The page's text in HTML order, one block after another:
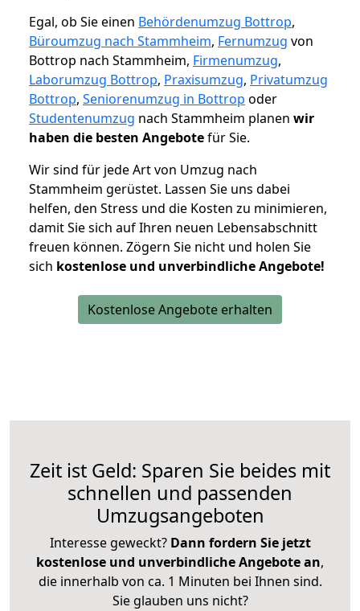
Egal, ob Sie einen Behördenumzug Bottrop,
Büroumzug nach Stammheim, Fernumzug von
Bottrop nach Stammheim, Firmenumzug,
Laborumzug Bottrop, Praxisumzug, Privatumzug
Bottrop, Seniorenumzug in Bottrop oder
Studentenumzug nach Stammheim planen wir
haben die besten Angebotefür Sie.
Wir sind für jede Art von Umzug nach
Stammheim gerüstet. Lassen Sie uns dabei
helfen, den Stress und die Kosten zu minimieren,
damit Sie sich auf Ihren neuen Lebensabschnitt
freuen können. Zögern Sie nicht und holen Sie
sich kostenlose und unverbindliche Angebote!
Kostenlose Angebote erhalten
Zeit ist Geld: Sparen Sie beides mit
schnellen und passenden
Umzugsangeboten
Interesse geweckt? Dann fordern Sie jetzt
kostenlose und unverbindliche Angebote an,
die innerhalb von ca. 1 Minuten bei Ihnen sind.
Sie glauben uns nicht?